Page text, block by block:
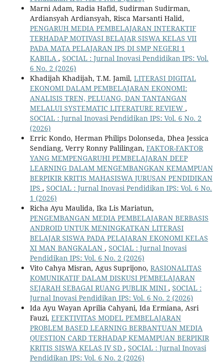
Marni Adam, Radia Hafid, Sudirman Sudirman,
Ardiansyah Ardiansyah, Risca Marsanti Halid,
PENGARUH MEDIA PEMBELAJARAN INTERAKTIF
TERHADAP MOTIVASI BELAJAR SISWA KELAS VII
PADA MATA PELAJARAN IPS DI SMP NEGERI 1
KABILA , SOCIAL : Jurnal Inovasi Pendidikan IPS: Vol.
6 No. 2 (2026)
Khadijah Khadijah, T.M. Jamil, LITERASI DIGITAL
EKONOMI DALAM PEMBELAJARAN EKONOMI:
ANALISIS TREN, PELUANG, DAN TANTANGAN
MELALUI SYSTEMATIC LITERATURE REVIEW ,
SOCIAL : Jurnal Inovasi Pendidikan IPS: Vol. 6 No. 2
(2026)
Erric Kondo, Herman Philips Dolonseda, Dhea Jessica
Sendiang, Verry Ronny Palilingan, FAKTOR-FAKTOR
YANG MEMPENGARUHI PEMBELAJARAN DEEP
LEARNING DALAM MENGEMBANGKAN KEMAMPUAN
BERPIKIR KRITIS MAHASISWA JURUSAN PENDIDIKAN
IPS , SOCIAL : Jurnal Inovasi Pendidikan IPS: Vol. 6 No.
1 (2026)
Richa Ayu Maulida, Ika Lis Mariatun,
PENGEMBANGAN MEDIA PEMBELAJARAN BERBASIS
ANDROID UNTUK MENINGKATKAN LITERASI
BELAJAR SISWA PADA PELAJARAN EKONOMI KELAS
XI MAN BANGKALAN , SOCIAL : Jurnal Inovasi
Pendidikan IPS: Vol. 6 No. 2 (2026)
Vito Cahya Misran, Agus Suprijono, RASIONALITAS
KOMUNIKATIF DALAM DISKUSI PEMBELAJARAN
SEJARAH SEBAGAI RUANG PUBLIK MINI , SOCIAL :
Jurnal Inovasi Pendidikan IPS: Vol. 6 No. 2 (2026)
Ida Ayu Wayan Aprilia Cahyani, Ida Ermiana, Asri
Fauzi, EFEKTIVITAS MODEL PEMBELAJARAN
PROBLEM BASED LEARNING BERBANTUAN MEDIA
QUESTION CARD TERHADAP KEMAMPUAN BERPIKIR
KRITIS SISWA KELAS IV SD , SOCIAL : Jurnal Inovasi
Pendidikan IPS: Vol. 6 No. 2 (2026)